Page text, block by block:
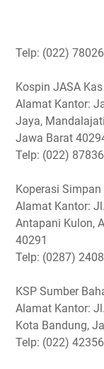
Telp: (022)
Kospin JASA
Alamat Kantor:
Jaya,
Jawa Barat
Telp: (022)
Koperasi
Alamat Kantor:
Antapani Kulon,
40291
Telp: (0287)
KSP Sumber
Alamat Kantor:
Kota Bandung,
Telp: (022)